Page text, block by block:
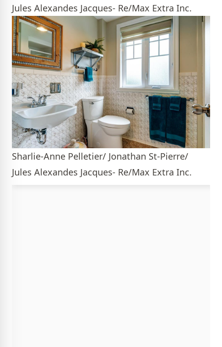
Jules Alexandes Jacques- Re/Max Extra Inc.
Sharlie-Anne Pelletier/ Jonathan St-Pierre/
Jules Alexandes Jacques- Re/Max Extra Inc.